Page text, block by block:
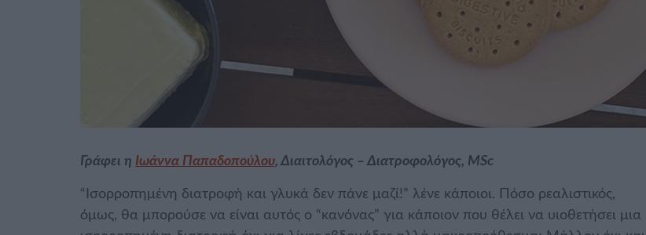
Γράφει η Ιωάννα Παπαδοπούλου, Διαιτολόγος – Διατροφολόγος, MSc
“Ισορροπημένη διατροφή και γλυκά δεν πάνε μαζί!” λένε κάποιοι. Πόσο ρεαλιστικός,
όμως, θα μπορούσε να είναι αυτός ο “κανόνας” για κάποιον που θέλει να υιοθετήσει μια